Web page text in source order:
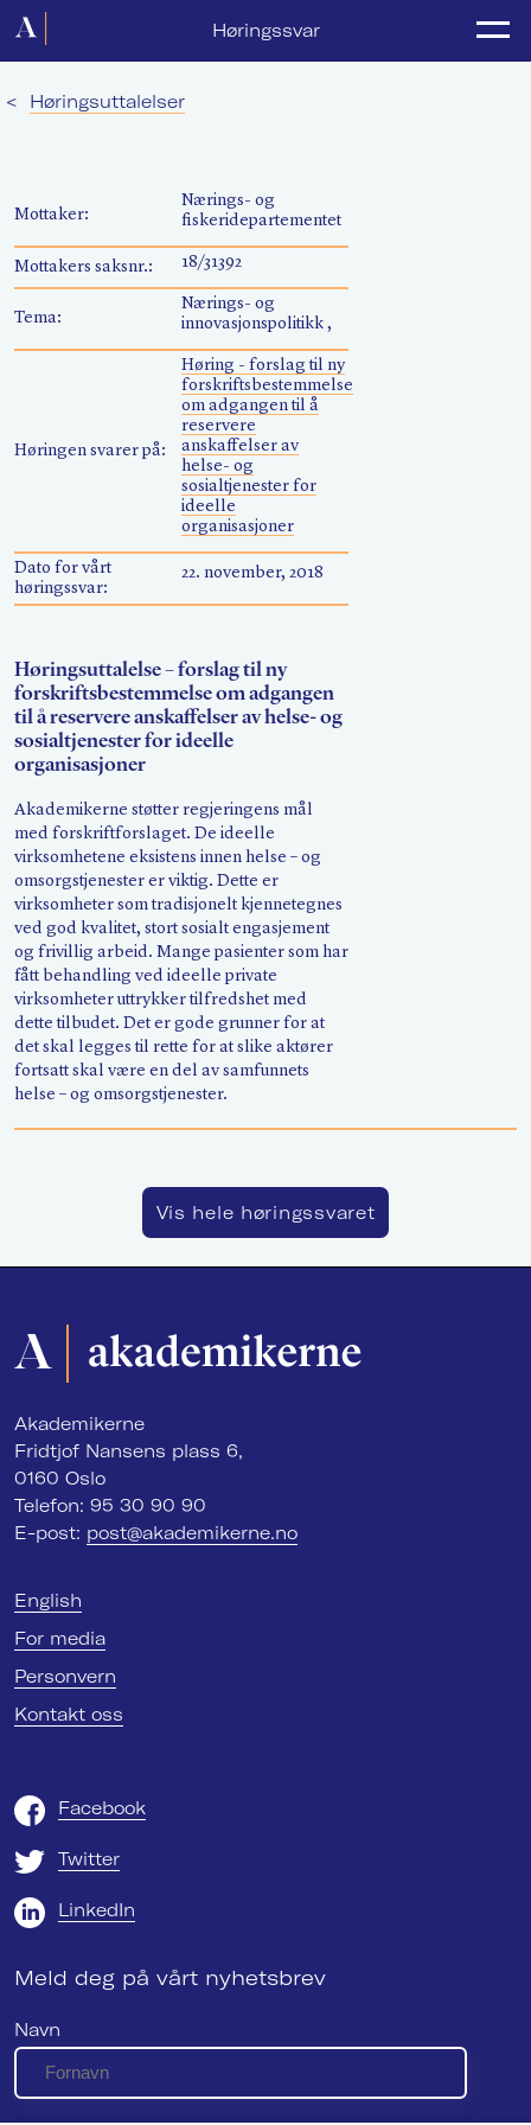
Høringssvar
Forside
For media
Akademikerne Pluss
Om Akademikerne
Søk
< Høringsuttalelser
Mottaker:
Nærings- og
fiskeridepartementet
Mottakers saksnr.: 18/31392
Tema:
Nærings- og
innovasjonspolitikk ,
Høringen svarer på:
Høring - forslag til ny
forskriftsbestemmelse
om adgangen til å
reservere
anskaffelser av
helse- og
sosialtjenester for
ideelle
organisasjoner
Dato for vårt
høringssvar:
22. november, 2018
Høringsuttalelse – forslag til ny
forskriftsbestemmelse om adgangen
til å reservere anskaffelser av helse- og
sosialtjenester for ideelle
organisasjoner
Akademikerne støtter regjeringens mål
med forskriftforslaget. De ideelle
virksomhetene eksistens innen helse – og
omsorgstjenester er viktig. Dette er
virksomheter som tradisjonelt kjennetegnes
ved god kvalitet, stort sosialt engasjement
og frivillig arbeid. Mange pasienter som har
fått behandling ved ideelle private
virksomheter uttrykker tilfredshet med
dette tilbudet. Det er gode grunner for at
det skal legges til rette for at slike aktører
fortsatt skal være en del av samfunnets
helse – og omsorgstjenester.
Vis hele høringssvaret
Akademikerne
Fridtjof Nansens plass 6,
0160 Oslo
Telefon: 95 30 90 90
E-post: post@akademikerne.no
English
For media
Personvern
Kontakt oss
Facebook
Twitter
LinkedIn
Meld deg på vårt nyhetsbrev
Navn